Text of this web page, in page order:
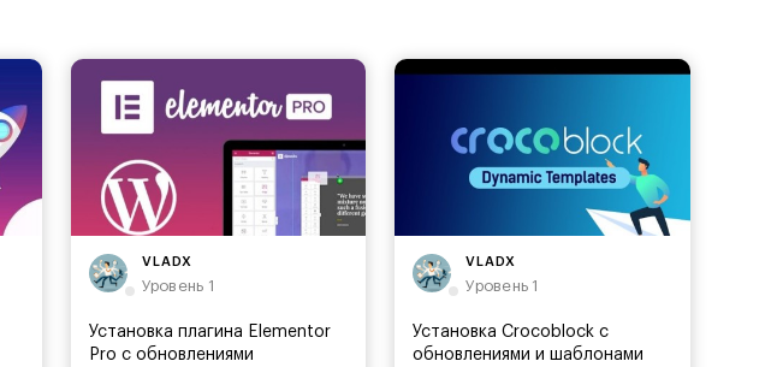
VLADX
Уровень 1
Установка плагина Elementor
Pro с обновлениями
VLADX
Уровень 1
Установка Crocoblock с
обновлениями и шаблонами